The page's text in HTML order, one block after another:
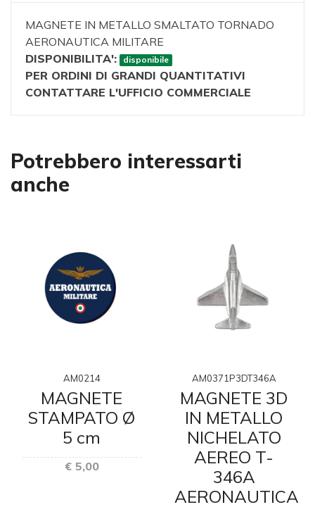
MAGNETE IN METALLO SMALTATO TORNADO
AERONAUTICA MILITARE
DISPONIBILITA':
disponibile
PER ORDINI DI GRANDI QUANTITATIVI
CONTATTARE L'UFFICIO COMMERCIALE
Potrebbero interessarti
anche
AM0214
MAGNETE
STAMPATO Ø
5 cm
€ 5,00
AM0371P3DT346A
MAGNETE 3D
IN METALLO
NICHELATO
AEREO T-
346A
AERONAUTICA